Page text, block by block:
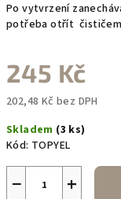
Po vytvrzení
potřeba otřít čističem
245 Kč
202,48 Kč bez DPH
cena:
Skladem (3 ks)
Kód: TOPYEL
+
−